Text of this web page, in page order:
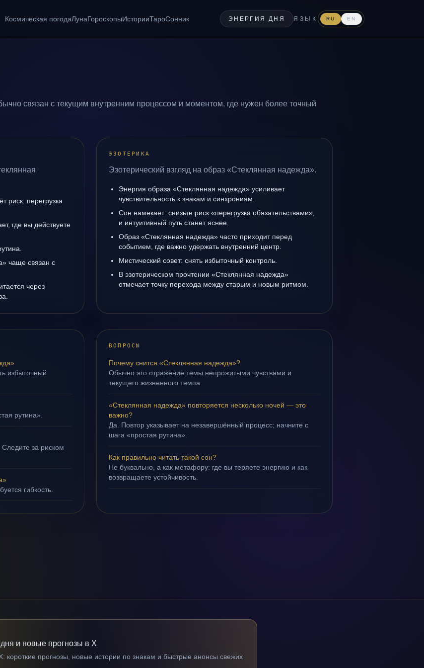
Космическая погодаЛунаГороскопыИсторииТароСонник ЭНЕРГИЯ ДНЯ ЯЗЫК RU EN
связан с текущим внутренним процессом и моментом, где нужен более точный
риск: перегрузка
где вы действуете
чаще связан с
через
ЭЗОТЕРИКА
Эзотерический взгляд на образ «Стеклянная надежда».
Энергия образа «Стеклянная надежда» усиливает
чувствительность к знакам и синхрониям.
Сон намекает: снизьте риск «перегрузка обязательствами»,
и интуитивный путь станет яснее.
Образ «Стеклянная надежда» часто приходит перед
событием, где важно удержать внутренний центр.
Мистический совет: снять избыточный контроль.
В эзотерическом прочтении «Стеклянная надежда»
отмечает точку перехода между старым и новым ритмом.
избыточный
рутина».
за риском
гибкость.
ВОПРОСЫ
Почему снится «Стеклянная надежда»?
Обычно это отражение темы непрожитыми чувствами и
текущего жизненного темпа.
«Стеклянная надежда» повторяется несколько ночей — это
важно?
Да. Повтор указывает на незавершённый процесс; начните с
шага «простая рутина».
Как правильно читать такой сон?
Не буквально, а как метафору: где вы теряете энергию и как
возвращаете устойчивость.
и новые прогнозы в X
короткие прогнозы, новые истории по знакам и быстрые анонсы свежих